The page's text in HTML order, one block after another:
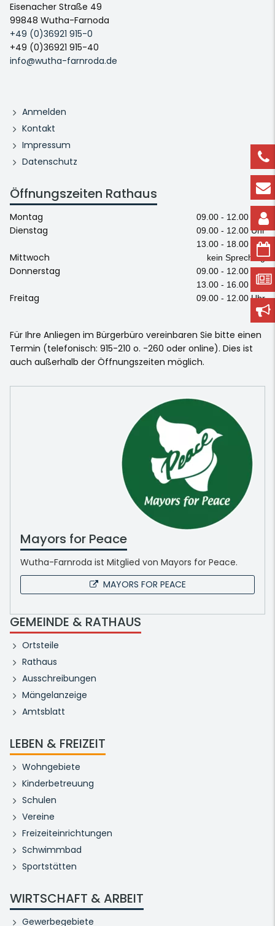
Eisenacher Straße 49
99848 Wutha-Farnoda
+49 (0)36921 915-0
+49 (0)36921 915-40
info@wutha-farnroda.de
Anmelden
Kontakt
Impressum
Datenschutz
Öffnungszeiten Rathaus
Montag 09.00 - 12.00 Uhr
Dienstag
09.00 - 12.00 Uhr
13.00 - 18.00 Uhr
Mittwoch kein Sprechtag
Donnerstag
09.00 - 12.00 Uhr
13.00 - 16.00 Uhr
Freitag 09.00 - 12.00 Uhr
Für Ihre Anliegen im Bürgerbüro vereinbaren Sie bitte einen
Termin (telefonisch: 915-210 o. -260 oder online). Dies ist
auch außerhalb der Öffnungszeiten möglich.
Mayors for Peace
Wutha-Farnroda ist Mitglied von Mayors for Peace.
MAYORS FOR PEACE
GEMEINDE & RATHAUS
Ortsteile
Rathaus
Ausschreibungen
Mängelanzeige
Amtsblatt
LEBEN & FREIZEIT
Wohngebiete
Kinderbetreuung
Schulen
Vereine
Freizeiteinrichtungen
Schwimmbad
Sportstätten
WIRTSCHAFT & ARBEIT
Gewerbegebiete